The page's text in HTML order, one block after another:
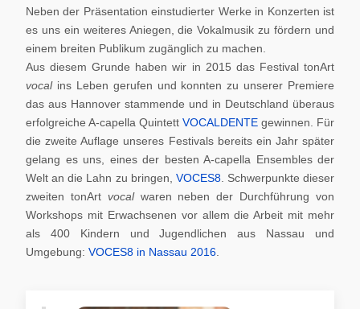
Neben der Präsentation einstudierter Werke in Konzerten ist
es uns ein weiteres Aniegen, die Vokalmusik zu fördern und
einem breiten Publikum zugänglich zu machen.
Aus diesem Grunde haben wir in 2015 das Festival tonArt
vocal ins Leben gerufen und konnten zu unserer Premiere
das aus Hannover stammende und in Deutschland überaus
erfolgreiche A-capella Quintett VOCALDENTE gewinnen. Für
die zweite Auflage unseres Festivals bereits ein Jahr später
gelang es uns, eines der besten A-capella Ensembles der
Welt an die Lahn zu bringen, VOCES8. Schwerpunkte dieser
zweiten tonArt vocalwaren neben der Durchführung von
Workshops mit Erwachsenen vor allem die Arbeit mit mehr
als 400 Kindern und Jugendlichen aus Nassau und
Umgebung: VOCES8 in Nassau 2016